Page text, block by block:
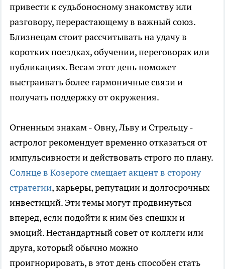
привести к судьбоносному знакомству или
разговору, перерастающему в важный союз.
Близнецам стоит рассчитывать на удачу в
коротких поездках, обучении, переговорах или
публикациях. Весам этот день поможет
выстраивать более гармоничные связи и
получать поддержку от окружения.
Огненным знакам - Овну, Льву и Стрельцу -
астролог рекомендует временно отказаться от
импульсивности и действовать строго по плану.
Солнце в Козероге смещает акцент в сторону
стратегии, карьеры, репутации и долгосрочных
инвестиций. Эти темы могут продвинуться
вперед, если подойти к ним без спешки и
эмоций. Нестандартный совет от коллеги или
друга, который обычно можно
проигнорировать, в этот день способен стать